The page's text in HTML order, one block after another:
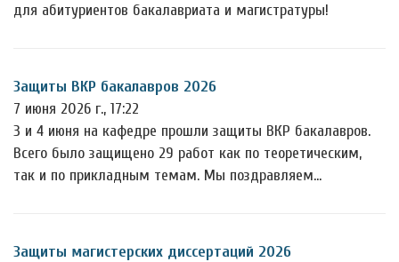
для абитуриентов бакалавриата и магистратуры!
Защиты ВКР бакалавров 2026
7 июня 2026 г., 17:22
3 и 4 июня на кафедре прошли защиты ВКР бакалавров.
Всего было защищено 29 работ как по теоретическим,
так и по прикладным темам. Мы поздравляем…
Защиты магистерских диссертаций 2026